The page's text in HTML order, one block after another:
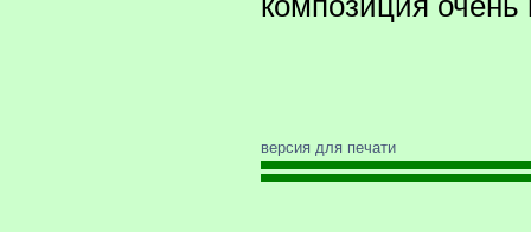
версия для печати